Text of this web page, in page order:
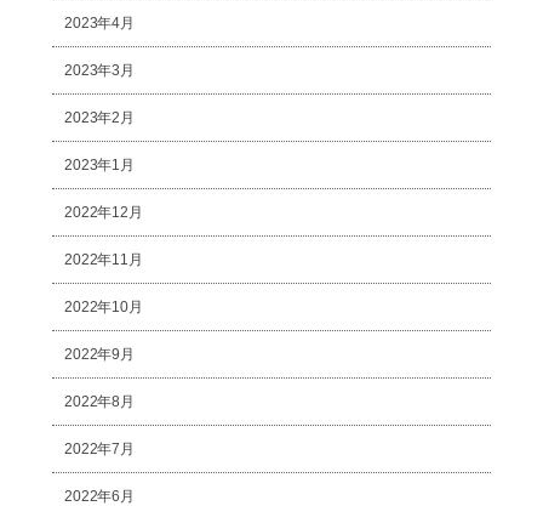
2023年4月
2023年3月
2023年2月
2023年1月
2022年12月
2022年11月
2022年10月
2022年9月
2022年8月
2022年7月
2022年6月